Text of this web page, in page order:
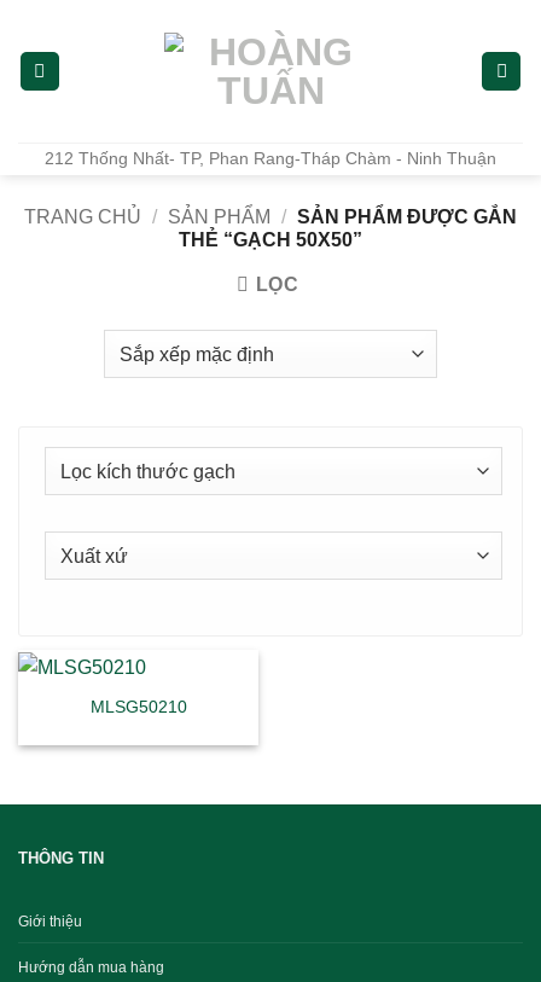
212 Thống Nhất- TP, Phan Rang-Tháp Chàm - Ninh Thuận
TRANG CHỦ / SẢN PHẨM / SẢN PHẨM ĐƯỢC GẮN
THẺ “GẠCH 50X50”
LỌC
MLSG50210
THÔNG TIN
Giới thiệu
Hướng dẫn mua hàng